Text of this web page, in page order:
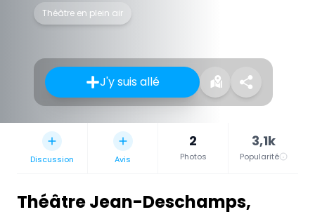
Théâtre en plein air
J'y suis allé
Discussion Avis
2
Photos
3,1k
Popularité
Théâtre Jean-Deschamps,